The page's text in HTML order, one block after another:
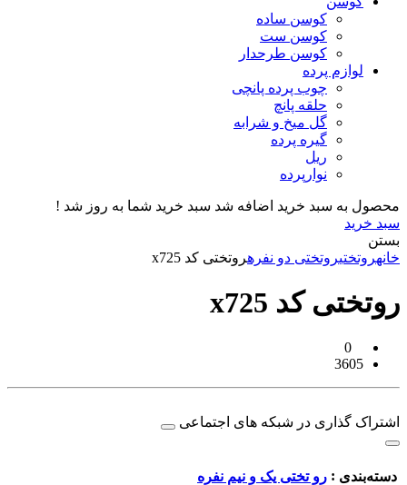
کوسن ساده
کوسن ست
کوسن طرحدار
لوازم پرده
چوب پرده پانچی
حلقه پانچ
گل میخ و شرابه
گیره پرده
ریل
نوارپرده
محصول به سبد خرید اضافه شد سبد خرید شما به روز شد !
سبد خرید
بستن
خانهروتختیروتختی دو نفرهروتختی کد x725
روتختی کد x725
0
3605
اشتراک گذاری در شبکه های اجتماعی
دسته‌بندی : رو تختی یک و نیم نفره